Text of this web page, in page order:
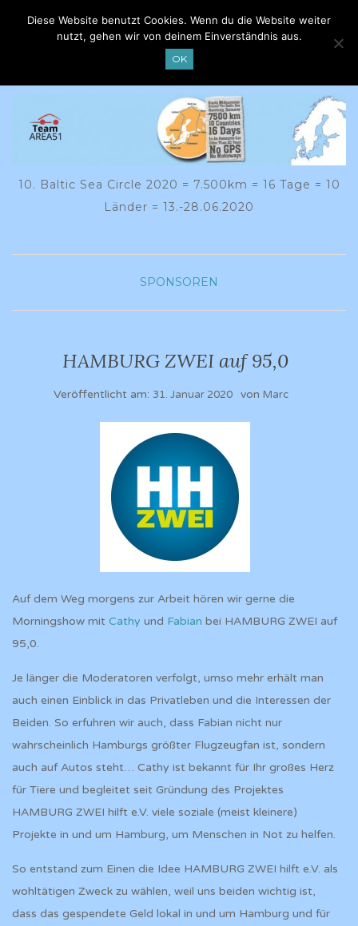
NAVIGATION EIN-/AUSSCHALTEN
10. Baltic Sea Circle 2020 = 7.500km = 16 Tage = 10
Länder = 13.-28.06.2020
SPONSOREN
HAMBURG ZWEI auf 95,0
Veröffentlicht am: 31. Januar 2020 von Marc
Auf dem Weg morgens zur Arbeit hören wir gerne die
Morningshow mit Cathy und Fabian bei HAMBURG ZWEI auf
95,0.
Je länger die Moderatoren verfolgt, umso mehr erhält man
auch einen Einblick in das Privatleben und die Interessen der
Beiden. So erfuhren wir auch, dass Fabian nicht nur
wahrscheinlich Hamburgs größter Flugzeugfan ist, sondern
auch auf Autos steht… Cathy ist bekannt für Ihr großes Herz
für Tiere und begleitet seit Gründung des Projektes
HAMBURG ZWEI hilft e.V. viele soziale (meist kleinere)
Projekte in und um Hamburg, um Menschen in Not zu helfen.
So entstand zum Einen die Idee HAMBURG ZWEI hilft e.V. als
wohltätigen Zweck zu wählen, weil uns beiden wichtig ist,
dass das gespendete Geld lokal in und um Hamburg und für
Diese Website benutzt Cookies. Wenn du die Website weiter
nutzt, gehen wir von deinem Einverständnis aus.
OK